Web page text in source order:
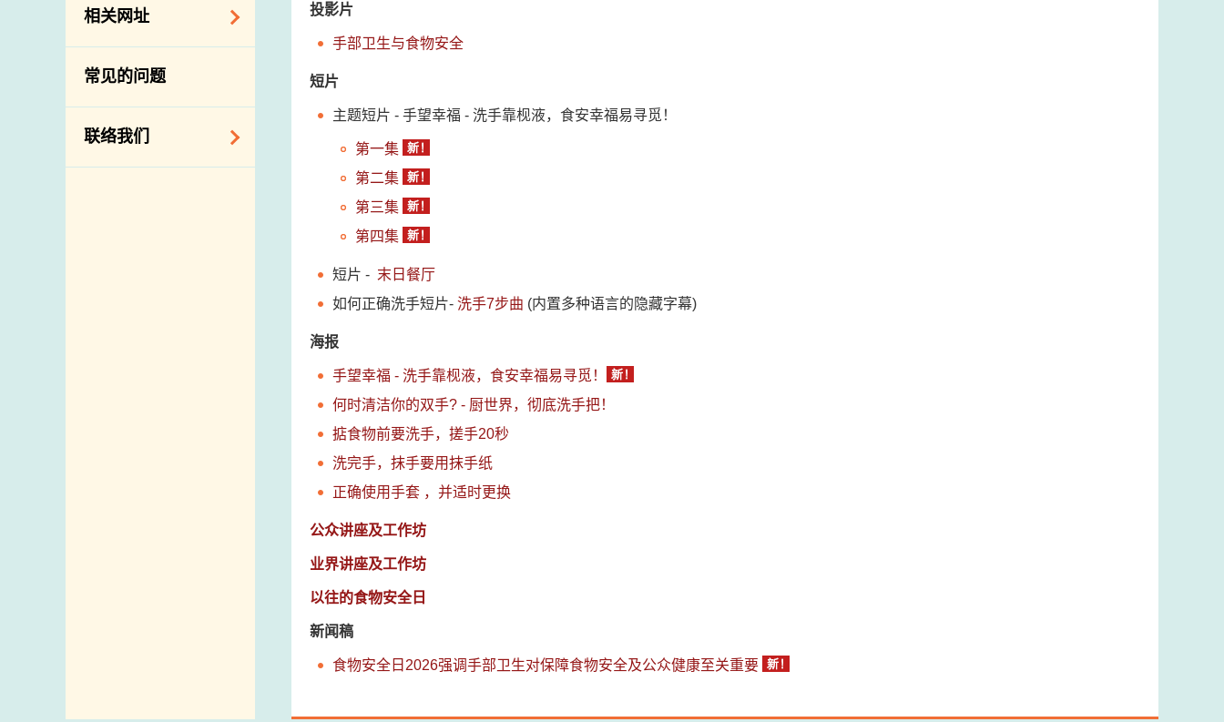
相关网址
相关政府部门／机
构
常见的问题
联络我们
投影片
手部卫生与食物安全
短片
主题短片 - 手望幸福 - 洗手靠枧液，食安幸福易寻觅！
第一集
第二集
第三集
第四集
短片 - 末日餐厅
如何正确洗手短片- 洗手7步曲 (内置多种语言的隐藏字幕)
海报
手望幸福 - 洗手靠枧液，食安幸福易寻觅！
何时清洁你的双手? - 厨世界，彻底洗手把！
掂食物前要洗手，搓手20秒
洗完手，抹手要用抹手纸
正确使用手套 ，并适时更换
公众讲座及工作坊
业界讲座及工作坊
以往的食物安全日
新闻稿
食物安全日2026强调手部卫生对保障食物安全及公众健康至关重要